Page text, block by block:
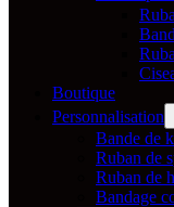
Boutique
Personnalisation
Bande de
Ruban de
Ruban de
Bandage